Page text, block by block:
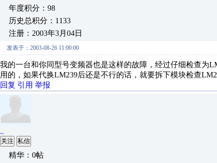
年度积分：98
历史总积分：1133
注册：2003年3月04日
发表于：2003-08-26 11:00:00
我的一台和你同型号变频器也是这样的故障，经过仔细检查为
用的，如果代换LM239后还是不行的话，就要拆下模块检查
回复 引用 举报
..
关注 私信
精华：0帖